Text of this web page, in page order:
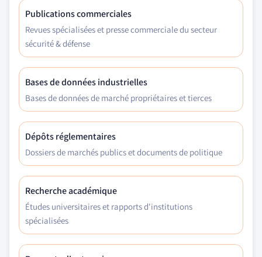
Publications commerciales
Revues spécialisées et presse commerciale du secteur
sécurité & défense
Bases de données industrielles
Bases de données de marché propriétaires et tierces
Dépôts réglementaires
Dossiers de marchés publics et documents de politique
Recherche académique
Études universitaires et rapports d'institutions
spécialisées